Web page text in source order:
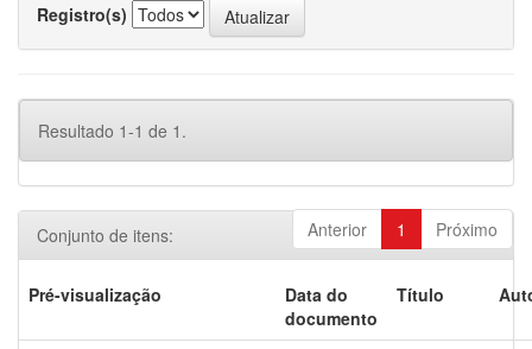
Registro(s)
Resultado 1-1 de 1.
Anterior 1 Próximo
Conjunto de itens:
Pré-visualização
Data do
documento
Título